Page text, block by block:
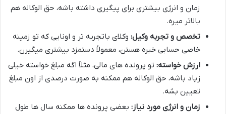
زمان و انرژی بیشتری برای پیگیری داشته باشه، حق الوکاله هم
بالاتر میره.
تخصص و تجربه وکیل: وکلای باتجربه تر و اونایی که تو زمینه
خاصی حسابی خبره هستن، معمولاً دستمزد بیشتری میگیرن.
ارزش خواسته: تو پرونده های مالی، مثلاً اگه مبلغ خواسته خیلی
زیاد باشه، حق الوکاله هم ممکنه به صورت درصدی از اون مبلغ
تعیین بشه.
زمان و انرژی مورد نیاز: بعضی پرونده ها ممکنه سال ها طول